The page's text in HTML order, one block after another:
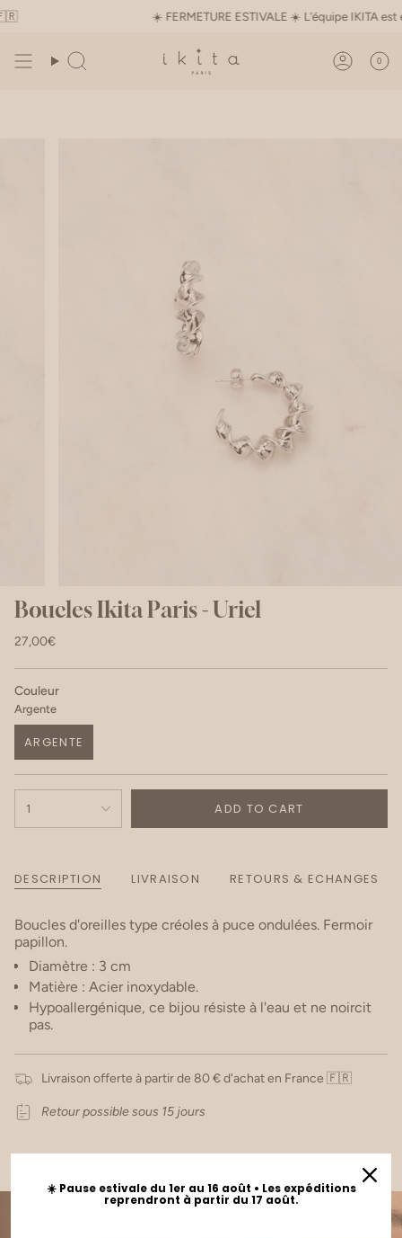
Skip
to
☀️ FERMETURE ESTIVALE ☀️ L’équipe IKITA est
Search 0
Boucles Ikita Paris - Uriel
27,00€
Couleur
Argente
ARGENTE
1 ADD TO CART
DESCRIPTION LIVRAISON RETOURS & ECHANGES
Boucles d'oreilles type créoles à puce ondulées. Fermoir
papillon.
Diamètre : 3 cm
Matière : Acier inoxydable.
Hypoallergénique, ce bijou résiste à l'eau et ne noircit
pas.
Livraison offerte à partir de 80 € d'achat en France 🇫🇷
Retour possible sous 15 jours
☀️ Pause estivale du 1er au 16 août • Les expéditions
reprendront à partir du 17 août.